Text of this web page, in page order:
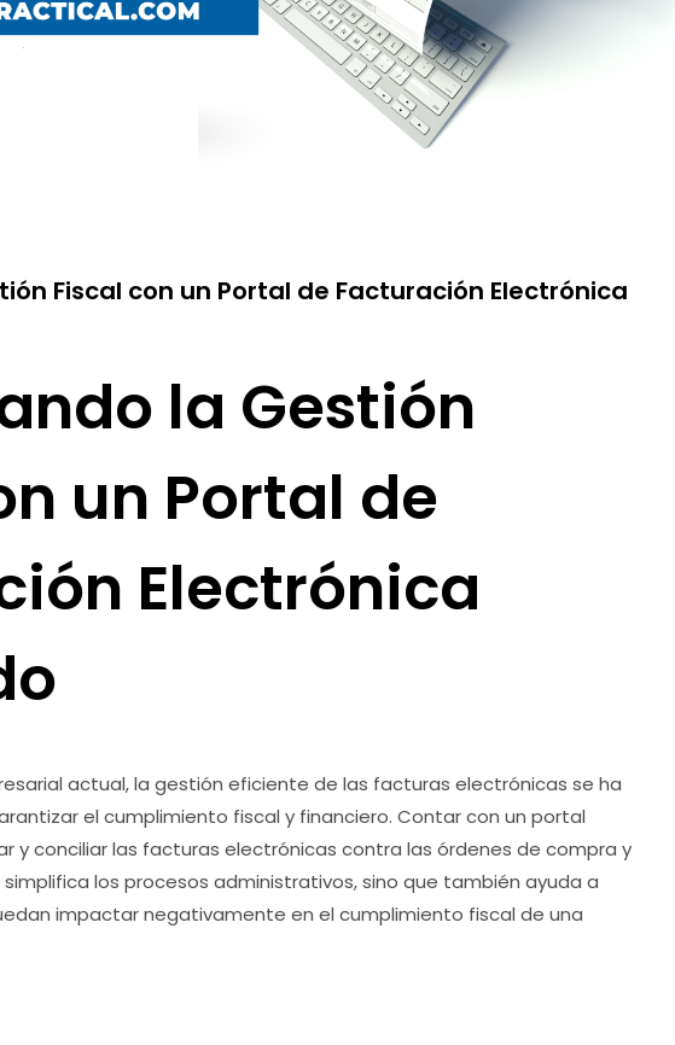
Fiscal con un Portal de Facturación Electrónica
la Gestión
un Portal de
Electrónica
actual, la gestión eficiente de las facturas electrónicas se ha
el cumplimiento fiscal y financiero. Contar con un portal
y conciliar las facturas electrónicas contra las órdenes de compra y
los procesos administrativos, sino que también ayuda a
impactar negativamente en el cumplimiento fiscal de una